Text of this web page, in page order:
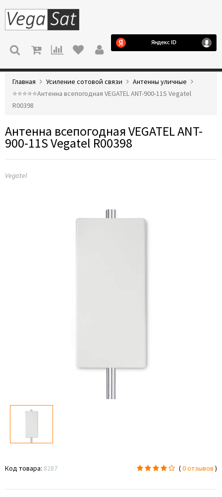
МЕНЮ
Главная Усиление сотовой связи
Антенны уличные
⭐️⭐️⭐️⭐️⭐️Антенна всепогодная VEGATEL ANT-900-11S Vegatel
R00398
Антенна всепогодная VEGATEL ANT-
900-11S Vegatel R00398
Vegatel
Код товара: 8287 (0 отзывов )